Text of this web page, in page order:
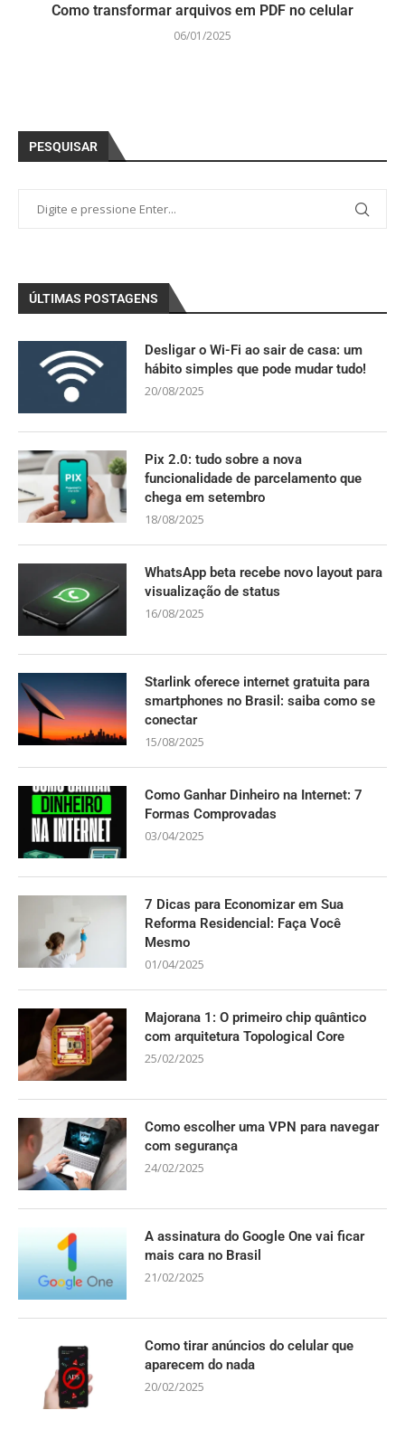
Como transformar arquivos em PDF no celular
06/01/2025
PESQUISAR
ÚLTIMAS POSTAGENS
Desligar o Wi-Fi ao sair de casa: um
hábito simples que pode mudar tudo!
20/08/2025
Pix 2.0: tudo sobre a nova
funcionalidade de parcelamento que
chega em setembro
18/08/2025
WhatsApp beta recebe novo layout para
visualização de status
16/08/2025
Starlink oferece internet gratuita para
smartphones no Brasil: saiba como se
conectar
15/08/2025
Como Ganhar Dinheiro na Internet: 7
Formas Comprovadas
03/04/2025
7 Dicas para Economizar em Sua
Reforma Residencial: Faça Você
Mesmo
01/04/2025
Majorana 1: O primeiro chip quântico
com arquitetura Topological Core
25/02/2025
Como escolher uma VPN para navegar
com segurança
24/02/2025
A assinatura do Google One vai ficar
mais cara no Brasil
21/02/2025
Como tirar anúncios do celular que
aparecem do nada
20/02/2025